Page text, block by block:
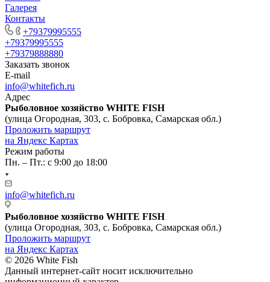
Галерея
Контакты
+79379995555
+79379995555
+79379888880
Заказать звонок
E-mail
info@whitefich.ru
Адрес
Рыболовное хозяйство WHITE FISH
(улица Огородная, 303, с. Бобровка, Самарская обл.)
Проложить маршрут
на Яндекс Картах
Режим работы
Пн. – Пт.: с 9:00 до 18:00
info@whitefich.ru
Рыболовное хозяйство WHITE FISH
(улица Огородная, 303, с. Бобровка, Самарская обл.)
Проложить маршрут
на Яндекс Картах
© 2026 White Fish
Данный интернет-сайт носит исключительно